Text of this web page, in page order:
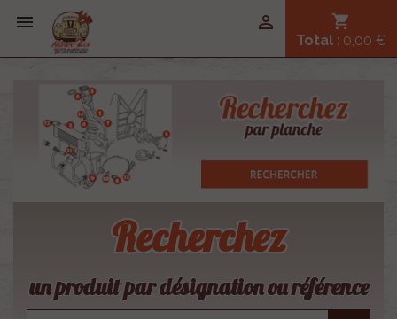
 shopping_cart
Total : 0,00 €

Recherchez
un produit par désignation ou référence